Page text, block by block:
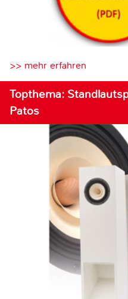
>> mehr erfahren
Topthema:
Patos